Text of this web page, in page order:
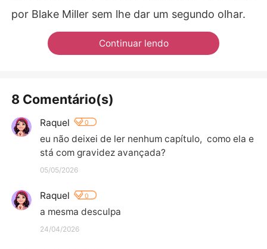
por Blake Miller sem lhe dar um segundo olhar.
Continuar lendo
8 Comentário(s)
Raquel 0
eu não deixei de ler nenhum capítulo,  como ela e
stá com gravidez avançada?
05/05/2026
Raquel 0
a mesma desculpa
24/04/2026